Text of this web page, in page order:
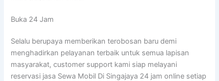
Buka 24 Jam
Selalu berupaya memberikan terobosan baru demi
menghadirkan pelayanan terbaik untuk semua lapisan
masyarakat, customer support kami siap melayani
reservasi jasa Sewa Mobil Di Singajaya 24 jam online setiap